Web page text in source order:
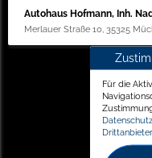
Autohaus Hofmann, Inh.
Merlauer Straße 10, 35325
Für die